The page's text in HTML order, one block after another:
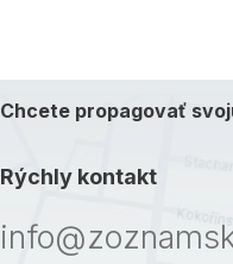
Chcete propagovať
Rýchly kontakt